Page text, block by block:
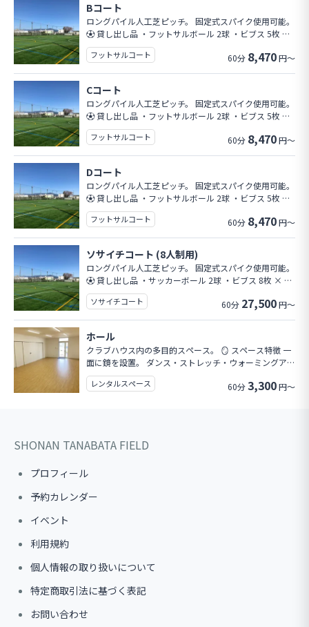
の路上駐車は禁止です。 💳 お支払い 当日クラブハウス
受付にてお願いいたします。 ・現金 ・各種キャッ
シュレス決済 ・PayPay対応 ⚠ ご利用上の注意 ・ピ
ッチ内での飲食はご遠慮ください
Bコート
ロングパイル人工芝ピッチ。 固定式スパイク使用可能。
⚽ 貸し出し品 ・フットサルボール 2球 ・ビブス 5枚 ×
2色 🏠 設備 ・自動販売機あり ・クラブハウス内 └ ト
イレ／更衣室／シャワー完備（男女別） 🚗 駐車場 13台
※ ピッチ利用状況により満車の場合がございます。 そ
の路上駐車は禁止です。 💳 お支払い 当日クラブハウス
受付にてお願いいたします。 ・現金 ・各種キャッ
シュレス決済 ・PayPay対応 ⚠ ご利用上の注意 ・ピ
ッチ内での飲食はご遠慮ください
フットサルコート 60分 8,470円～
Cコート
ロングパイル人工芝ピッチ。 固定式スパイク使用可能。
⚽ 貸し出し品 ・フットサルボール 2球 ・ビブス 5枚 ×
2色 🏠 設備 ・自動販売機あり ・クラブハウス内 └ ト
イレ／更衣室／シャワー完備（男女別） 🚗 駐車場 13台
※ ピッチ利用状況により満車の場合がございます。 そ
の路上駐車は禁止です。 💳 お支払い 当日クラブハウス
受付にてお願いいたします。 ・現金 ・各種キャッ
シュレス決済 ・PayPay対応 ⚠ ご利用上の注意 ・ピ
ッチ内での飲食はご遠慮ください
フットサルコート 60分 8,470円～
Dコート
ロングパイル人工芝ピッチ。 固定式スパイク使用可能。
⚽ 貸し出し品 ・フットサルボール 2球 ・ビブス 5枚 ×
2色 🏠 設備 ・自動販売機あり ・クラブハウス内 └ ト
イレ／更衣室／シャワー完備（男女別） 🚗 駐車場 13台
※ ピッチ利用状況により満車の場合がございます。 そ
の際は近隣コインパーキングをご利用ください。 施設前
の路上駐車は禁止です。 💳 お支払い 当日クラブハウス
受付にてお願いいたします。 ・現金 ・各種キャッ
シュレス決済 ・PayPay対応 ⚠ ご利用上の注意 ・ピ
ッチ内での飲食はご遠慮ください
フットサルコート 60分 8,470円～
ソサイチコート (8人制用)
ロングパイル人工芝ピッチ。 固定式スパイク使用可能。
⚽ 貸し出し品 ・サッカーボール 2球 ・ビブス 8枚 × 2
色 🏠 設備 ・自動販売機あり ・クラブハウス内 └ ト
イレ／更衣室／シャワー完備（男女別） 🚗 駐車場 13台
※ ピッチ利用状況により満車の場合がございます。 そ
の際は近隣コインパーキングをご利用ください。 施設前
の路上駐車は禁止です。 💳 お支払い 当日クラブハウス
受付にてお願いいたします。 ・現金 ・各種キャッ
シュレス決済 ・PayPay対応 ⚠ ご利用上の注意 ・ピ
ッチ内での飲食はご遠慮ください
ソサイチコート 60分 27,500円～
ホール
クラブハウス内の多目的スペース。 🪞 スペース特徴 一
面に鏡を設置。 ダンス・ストレッチ・ウォーミングアッ
プ等に最適です。 🪑 設備 机・椅子あり。 →チームミ
ーティング、作戦会議 イベント利用などにもご活用
レンタルスペース 60分3,300円～
SHONAN TANABATA FIELD
プロフィール
予約カレンダー
イベント
利用規約
個人情報の取り扱いについて
特定商取引法に基づく表記
お問い合わせ